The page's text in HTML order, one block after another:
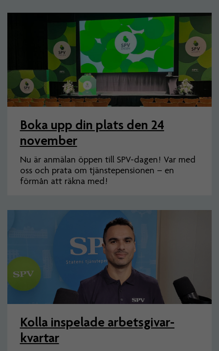
Boka upp din plats den 24
november
Nu är anmälan öppen till SPV-dagen! Var med
oss och prata om tjänstepensionen – en
förmån att räkna med!
Kolla inspelade arbets­givar­
kvartar